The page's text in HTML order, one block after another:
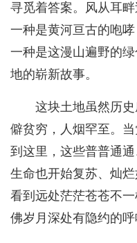
寻觅着答案。风从耳
一种是黄河亘古的咆
一种是这漫山遍野的
地的崭新故事。
这块土地虽然历
僻贫穷，人烟罕至。
到这里，这些普普通
生命也开始复苏、灿
看到远处茫茫苍苍不
佛岁月深处有隐约的